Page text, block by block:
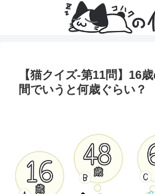
【猫クイズ-第11問】16
間でいうと何歳ぐらい？